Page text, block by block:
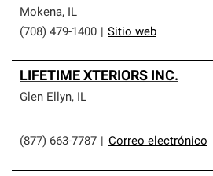
Mokena, IL
(708) 479-1400
Sitio web
LIFETIME XTERIORS INC.
Glen Ellyn, IL
(877) 663-7787 Correo electrónico